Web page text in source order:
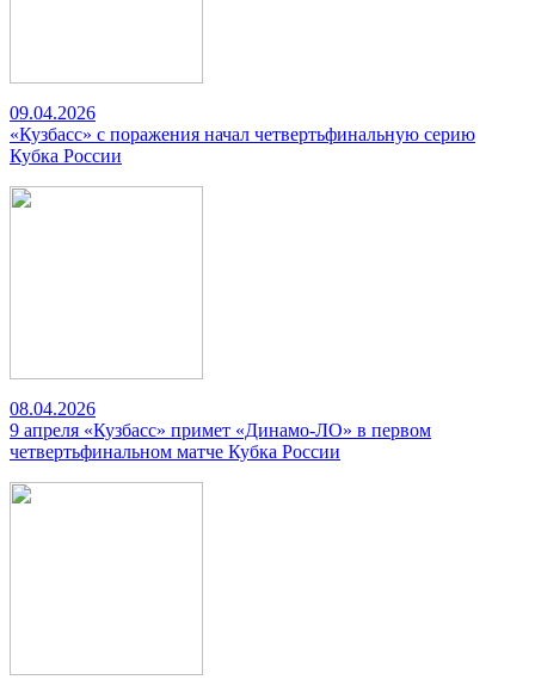
09.04.2026
«Кузбасс» с поражения начал четвертьфинальную серию
Кубка России
08.04.2026
9 апреля «Кузбасс» примет «Динамо-ЛО» в первом
четвертьфинальном матче Кубка России